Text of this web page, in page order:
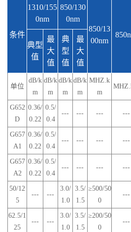
条件
1310/155
0nm
850/130
0nm
850/13
00nm
典型
值
最
大
值
典
型
值
最
大
值
单位
dB/k
m
dB/k
m
dB/k
m
dB/k
m
MHZ.k
m
G652
D
0.36/
0.22
0.5/
0.4
--- --- --- ---
G657
A1
0.36/
0.22
0.5/
0.4
--- --- --- ---
G657
A2
0.36/
0.22
0.5/
0.4
--- --- --- ---
50/12
5
--- ---
3.0/
1.0
3.5/
1.5
≥500/50
0
---
62.5/1
25
--- ---
3.0/
1.0
3.5/
1.5
≥200/50
0
---